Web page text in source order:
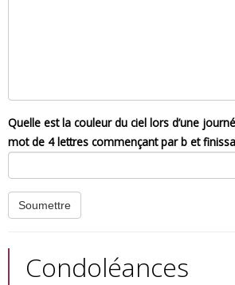
Quelle est la couleur du ciel lors d’une
mot de 4 lettres commençant par b et
Condoléances